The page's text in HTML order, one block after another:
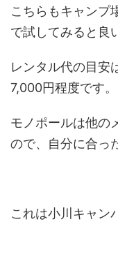
こちらもキャンプ
で試してみると良
レンタル代の目安
7,000円程度です。
モノポールは他の
ので、自分に合っ
これは小川キャン